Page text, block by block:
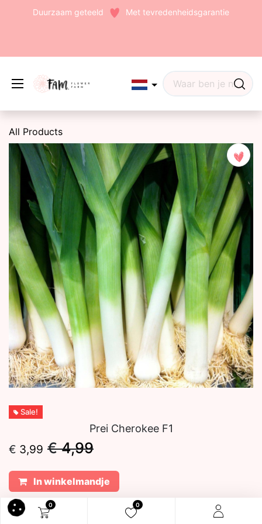
0 0
Duurzaam geteeld Met tevredenheidsgarantie
(242)
Edit widget
All Products
Sale!
Prei Cherokee F1
€ 3,99 €4,99
In winkelmandje